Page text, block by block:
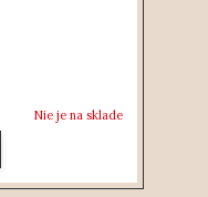
Nie je na sklade